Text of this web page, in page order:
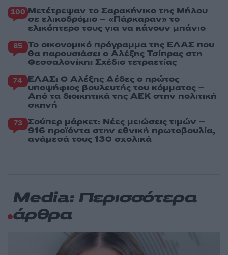
100 Μετέτρεψαν το Σαρακήνικο της Μήλου
σε ελικοδρόμιο – «Πάρκαραν» το
ελικόπτερο τους για να κάνουν μπάνιο
85 Το οικονομικό πρόγραμμα της ΕΛΑΣ που
θα παρουσιάσει ο Αλέξης Τσίπρας στη
Θεσσαλονίκη: Σχέδιο τετραετίας
74 ΕΛΑΣ: Ο Αλέξης Δέδες ο πρώτος
υποψήφιος βουλευτής του κόμματος –
Από τα διοικητικά της ΑΕΚ στην πολιτική
σκηνή
73 Σούπερ μάρκετ: Νέες μειώσεις τιμών –
916 προϊόντα στην εθνική πρωτοβουλία,
ανάμεσά τους 130 σχολικά
Media: Περισσότερα
άρθρα